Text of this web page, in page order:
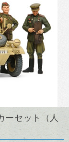
ーセット（人